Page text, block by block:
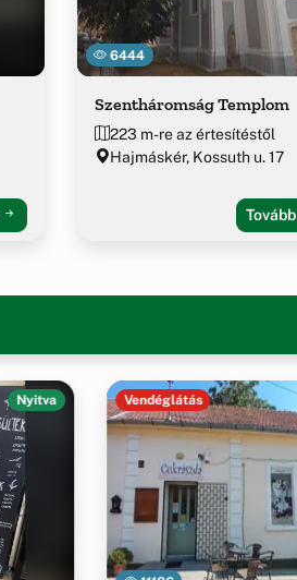
6444
Szentháromság Templom
223 m-re az értesítéstől
Hajmáskér, Kossuth u. 17
Tovább
Nyitva Vendéglátás